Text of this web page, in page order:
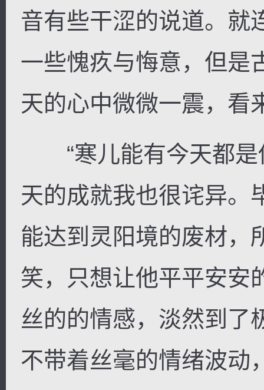
音有些干涩的说道。就
一些愧疚与悔意，但是
天的心中微微一震，看
“寒儿能有今天都是
天的成就我也很诧异。
能达到灵阳境的废材，
笑，只想让他平平安安
丝的的情感，淡然到了
不带着丝毫的情绪波动